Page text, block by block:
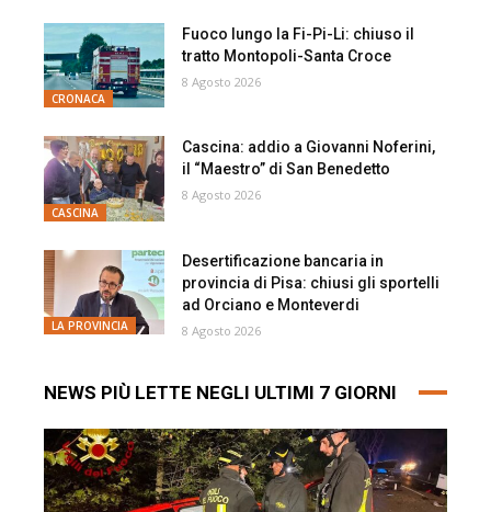
CRONACA
Fuoco lungo la Fi-Pi-Li: chiuso il
tratto Montopoli-Santa Croce
8 Agosto 2026
CASCINA
Cascina: addio a Giovanni Noferini,
il “Maestro” di San Benedetto
8 Agosto 2026
LA PROVINCIA
Desertificazione bancaria in
provincia di Pisa: chiusi gli sportelli
ad Orciano e Monteverdi
8 Agosto 2026
NEWS PIÙ LETTE NEGLI ULTIMI 7 GIORNI